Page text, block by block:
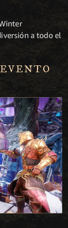
a todo el